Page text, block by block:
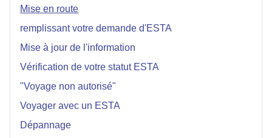
Mise en route
remplissant votre demande d'ESTA
Mise à jour de l'information
Vérification de votre statut ESTA
"Voyage non autorisé"
Voyager avec un ESTA
Dépannage